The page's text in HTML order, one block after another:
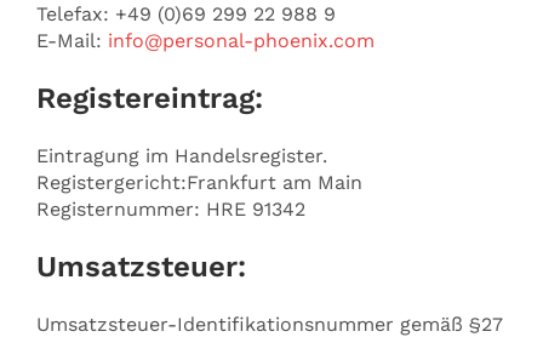
Telefax: +49 (0)69 299 22 988 9
E-Mail: info@personal-phoenix.com
Registereintrag:
Eintragung im Handelsregister.
Registergericht:Frankfurt am Main
Registernummer: HRE 91342
Umsatzsteuer:
Umsatzsteuer-Identifikationsnummer gemäß §27